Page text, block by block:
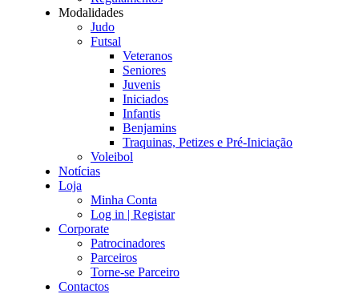
Modalidades
Judo
Futsal
Veteranos
Seniores
Juvenis
Iniciados
Infantis
Benjamins
Traquinas, Petizes e Pré-Iniciação
Voleibol
Notícias
Loja
Minha Conta
Log in | Registar
Corporate
Patrocinadores
Parceiros
Torne-se Parceiro
Contactos